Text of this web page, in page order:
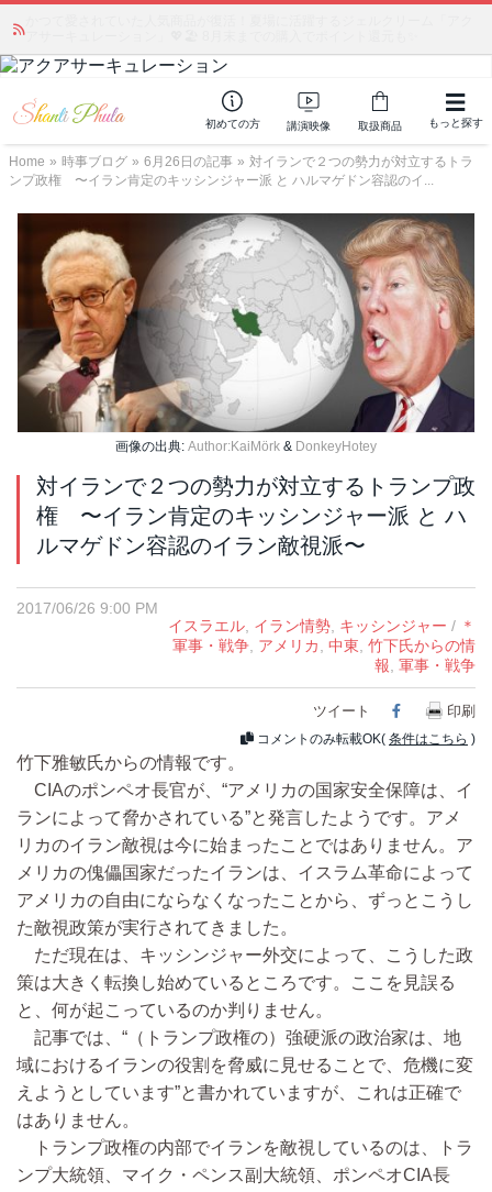
初めての方 講演映像 取扱商品 もっと探す
Home » 時事ブログ » 6月26日の記事 » 対イランで２つの勢力が対立するトラ
ンプ政権 〜イラン肯定のキッシンジャー派 と ハルマゲドン容認のイ...
画像の出典: Author:KaiMörk & DonkeyHotey
対イランで２つの勢力が対立するトランプ政
権 〜イラン肯定のキッシンジャー派 と ハ
ルマゲドン容認のイラン敵視派〜
2017/06/26 9:00 PM
イスラエル, イラン情勢, キッシンジャー / ＊
軍事・戦争, アメリカ, 中東, 竹下氏からの情
報, 軍事・戦争
ツイート Facebook
印刷
コメントのみ転載OK( 条件はこちら )
竹下雅敏氏からの情報です。
CIAのポンペオ長官が、“アメリカの国家安全保障は、イ
ランによって脅かされている”と発言したようです。アメ
リカのイラン敵視は今に始まったことではありません。ア
メリカの傀儡国家だったイランは、イスラム革命によって
アメリカの自由にならなくなったことから、ずっとこうし
た敵視政策が実行されてきました。
ただ現在は、キッシンジャー外交によって、こうした政
策は大きく転換し始めているところです。ここを見誤る
と、何が起こっているのか判りません。
記事では、“（トランプ政権の）強硬派の政治家は、地
域におけるイランの役割を脅威に見せることで、危機に変
えようとしています”と書かれていますが、これは正確で
はありません。
トランプ政権の内部でイランを敵視しているのは、トラ
ンプ大統領、マイク・ペンス副大統領、ポンペオCIA長